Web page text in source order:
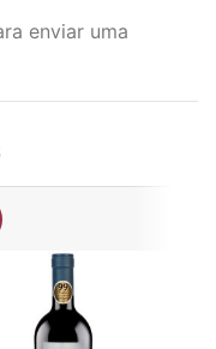
enviar uma